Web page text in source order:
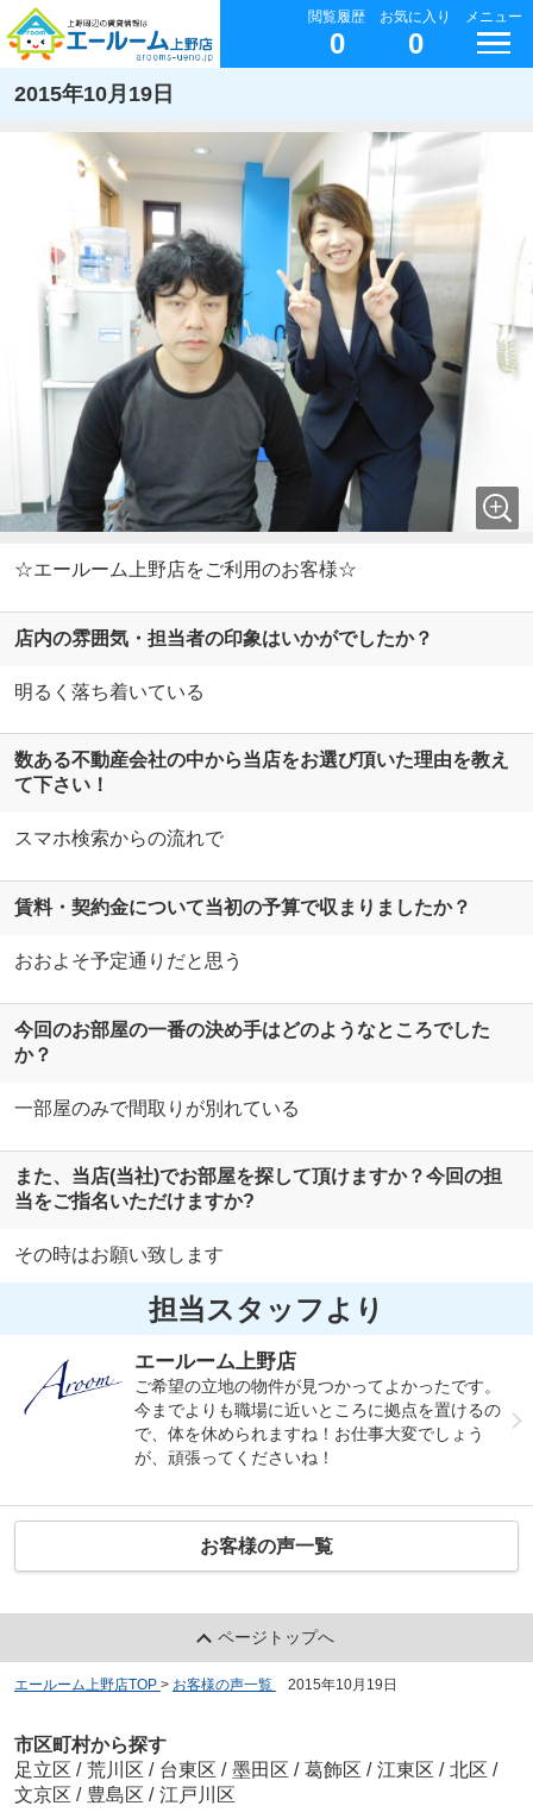
閲覧履歴
0
お気に入り
0
メニュー
2015年10月19日
☆エールーム上野店をご利用のお客様☆
店内の雰囲気・担当者の印象はいかがでしたか？
明るく落ち着いている
数ある不動産会社の中から当店をお選び頂いた理由を教え
て下さい！
スマホ検索からの流れで
賃料・契約金について当初の予算で収まりましたか？
おおよそ予定通りだと思う
今回のお部屋の一番の決め手はどのようなところでした
か？
一部屋のみで間取りが別れている
また、当店(当社)でお部屋を探して頂けますか？今回の担
当をご指名いただけますか?
その時はお願い致します
担当スタッフより
エールーム上野店
ご希望の立地の物件が見つかってよかったです。
今までよりも職場に近いところに拠点を置けるの
で、体を休められますね！お仕事大変でしょう
が、頑張ってくださいね！
お客様の声一覧
ページトップへ
エールーム上野店TOP > お客様の声一覧 2015年10月19日
市区町村から探す
足立区 / 荒川区 / 台東区 / 墨田区 / 葛飾区 / 江東区 / 北区 /
文京区 / 豊島区 / 江戸川区